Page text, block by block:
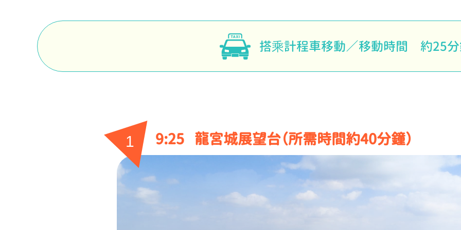
搭乘計程車移動 移動時間 約25
9:25 龍宮城展望台（所需時間約40分鐘）